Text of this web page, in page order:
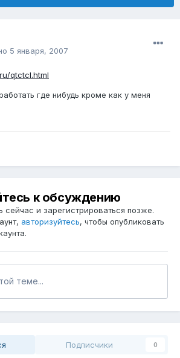
5 января, 2007
qtctcl.html
где нибудь кроме как у меня
к обсуждению
сейчас и зарегистрироваться позже.
авторизуйтесь, чтобы опубликовать
теме...
Подписчики 0